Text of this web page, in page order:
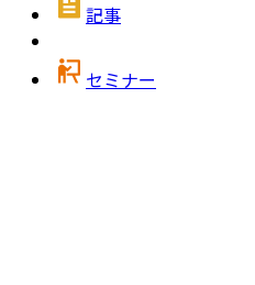
記事
セミナー